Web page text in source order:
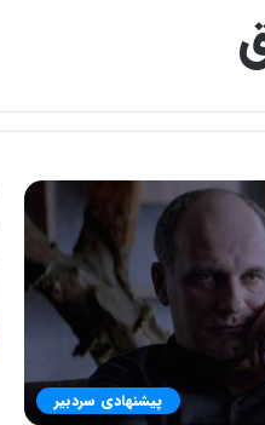
پیشنهادی سردبیر